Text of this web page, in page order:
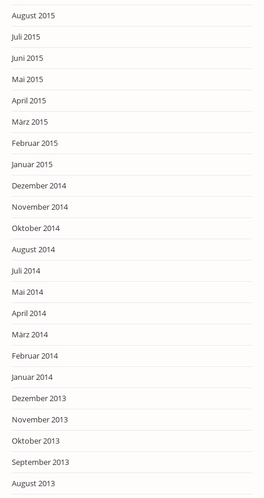
August 2015
Juli 2015
Juni 2015
Mai 2015
April 2015
März 2015
Februar 2015
Januar 2015
Dezember 2014
November 2014
Oktober 2014
August 2014
Juli 2014
Mai 2014
April 2014
März 2014
Februar 2014
Januar 2014
Dezember 2013
November 2013
Oktober 2013
September 2013
August 2013